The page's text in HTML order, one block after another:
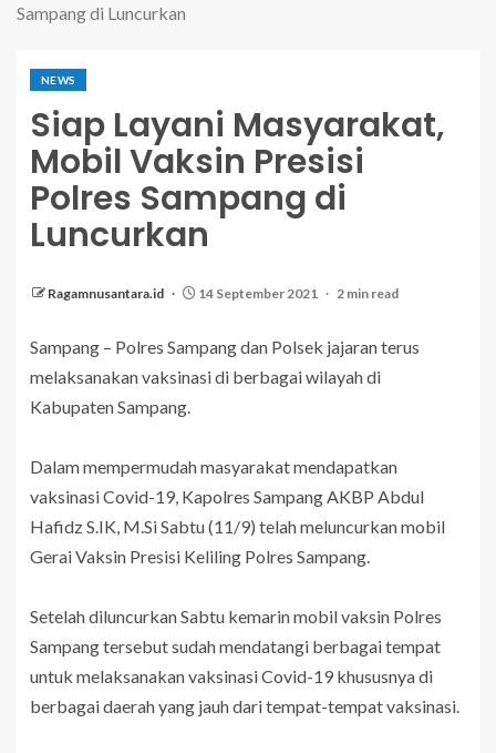
Sampang di Luncurkan
NEWS
Siap Layani Masyarakat,
Mobil Vaksin Presisi
Polres Sampang di
Luncurkan
Ragamnusantara.id 14 September 2021 2 min read
Sampang – Polres Sampang dan Polsek jajaran terus
melaksanakan vaksinasi di berbagai wilayah di
Kabupaten Sampang.
Dalam mempermudah masyarakat mendapatkan
vaksinasi Covid-19, Kapolres Sampang AKBP Abdul
Hafidz S.IK, M.Si Sabtu (11/9) telah meluncurkan mobil
Gerai Vaksin Presisi Keliling Polres Sampang.
Setelah diluncurkan Sabtu kemarin mobil vaksin Polres
Sampang tersebut sudah mendatangi berbagai tempat
untuk melaksanakan vaksinasi Covid-19 khususnya di
berbagai daerah yang jauh dari tempat-tempat vaksinasi.